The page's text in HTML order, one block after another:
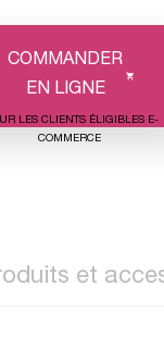
COMMANDER
EN LIGNE
LES CLIENTS ÉLIGIBLES E-
COMMERCE
et